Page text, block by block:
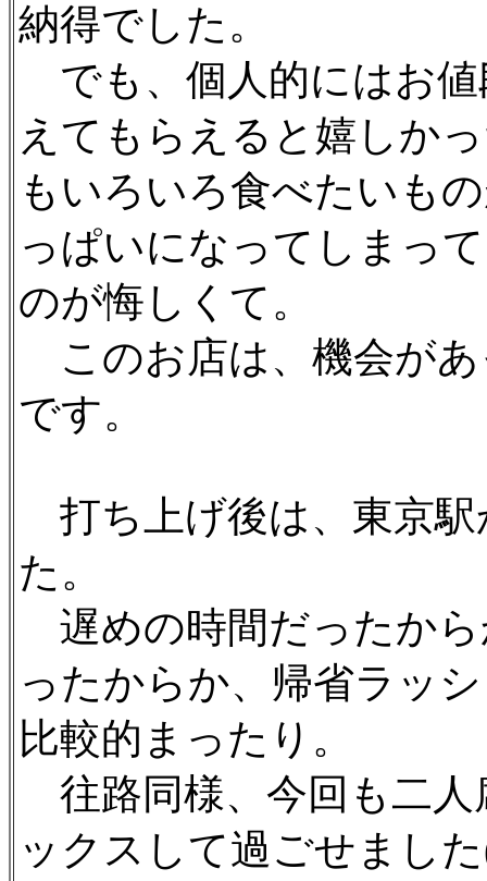
納得でした。
でも、個人的にはお
えてもらえると嬉しか
もいろいろ食べたいも
っぱいになってしまっ
のが悔しくて。
このお店は、機会が
です。
打ち上げ後は、東京駅
た。
遅めの時間だったか
ったからか、帰省ラッ
比較的まったり。
往路同様、今回も二人
ックスして過ごせまし